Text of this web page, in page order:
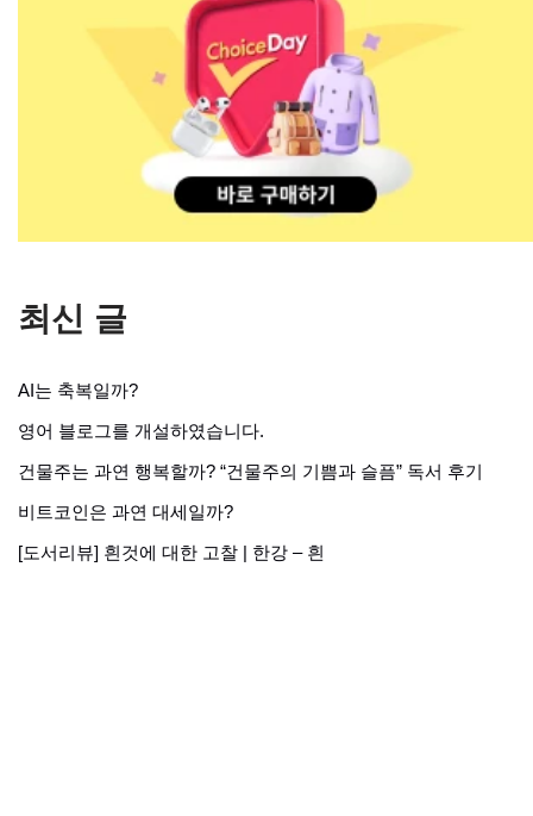
최신 글
AI는 축복일까?
영어 블로그를 개설하였습니다.
건물주는 과연 행복할까? “건물주의 기쁨과 슬픔” 독서 후기
비트코인은 과연 대세일까?
[도서리뷰] 흰것에 대한 고찰 | 한강 – 흰